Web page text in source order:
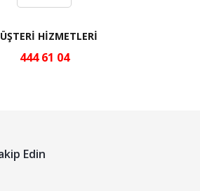
HİZMETLERİ
444 61 04
Edin